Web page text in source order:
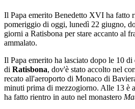
Il Papa emerito Benedetto XVI ha fatto
pomeriggio di oggi, lunedì 22 giugno,
giorni a Ratisbona per stare accanto al
ammalato.
Il Papa emerito ha lasciato dopo le 10
di Ratisbona, dov'è stato accolto nel
recato all'aeroporto di Monaco di
minuti prima di mezzogiorno. Alle 13 è
ha fatto rientro in auto nel monastero